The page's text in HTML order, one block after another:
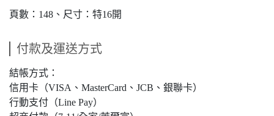
頁數：148、尺寸：特16開
付款及運送方式
結帳方式：
信用卡（VISA、MasterCard、JCB、銀聯卡）
行動支付（Line Pay）